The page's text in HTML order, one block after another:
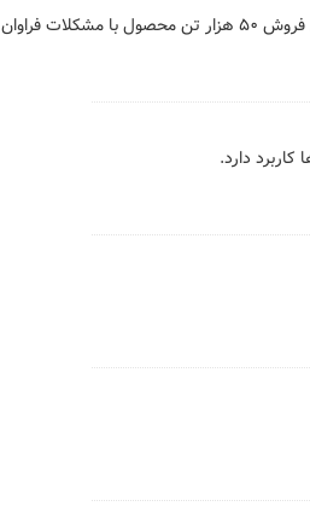
گوجه‌های تولید شده روی دست کشاورزان مانده است و تولیدکنندگان برای فروش ۵۰ هزار تن محصول با مشکلات فراوان
دارد.